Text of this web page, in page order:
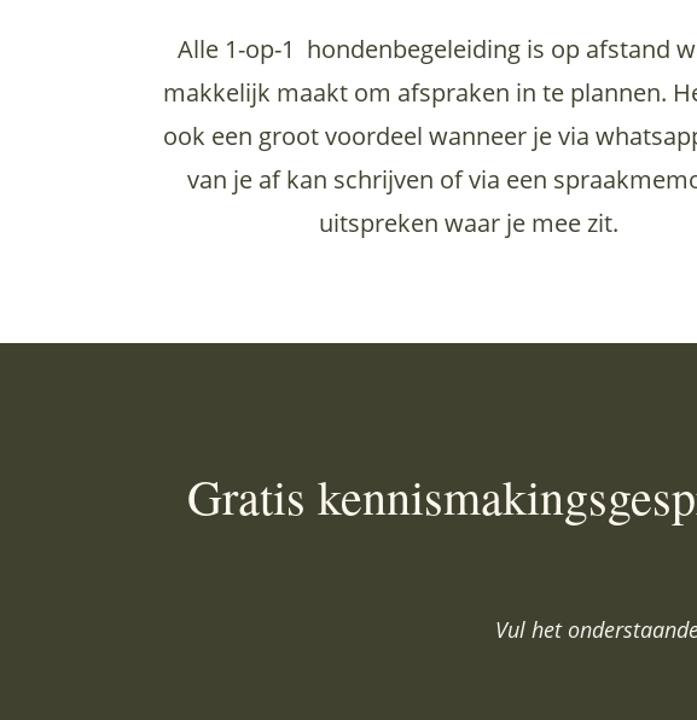
Alle 1-op-1 hondenbegeleiding is op afstand
makkelijk maakt om afspraken in te plannen.
ook een groot voordeel wanneer je via
van je af kan schrijven of via een
uitspreken waar je mee zit.
Gratis
Vul het